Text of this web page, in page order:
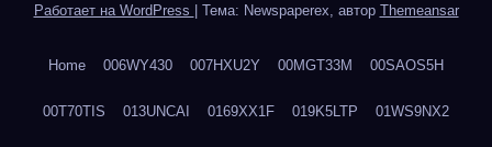
Работает на WordPress Тема: Newspaperex, автор Themeansar
Home 006WY430 007HXU2Y 00MGT33M 00SAOS5H
00T70TIS 013UNCAI 0169XX1F 019K5LTP 01WS9NX2